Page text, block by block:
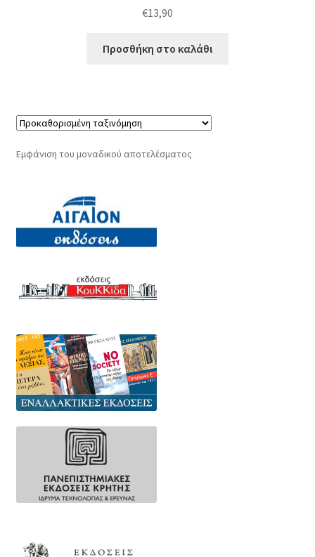
€13,90
Προσθήκη στο καλάθι
Εμφάνιση του μοναδικού αποτελέσματος